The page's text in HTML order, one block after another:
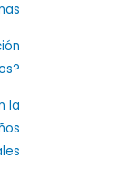
la